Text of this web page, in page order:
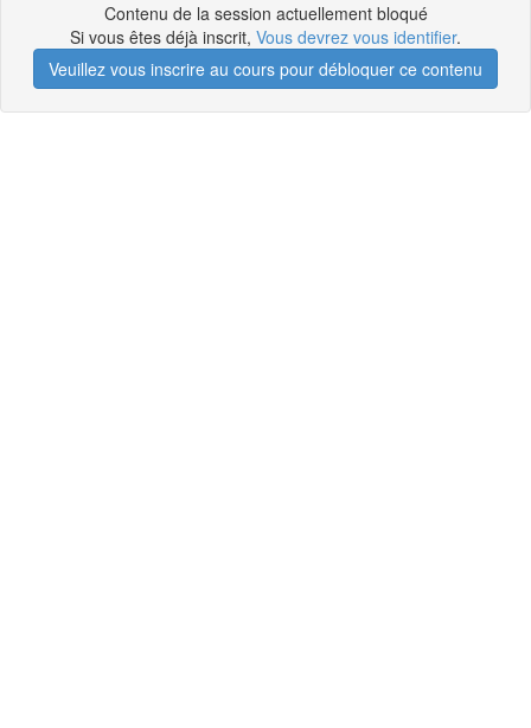
Contenu de la session actuellement bloqué
Si vous êtes déjà inscrit, Vous devrez vous identifier.
Veuillez vous inscrire au cours pour débloquer ce contenu